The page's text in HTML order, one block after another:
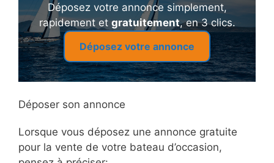
Déposez votre annonce simplement,
rapidement et gratuitement, en 3 clics.
Déposez votre annonce
Déposer son annonce
Lorsque vous déposez une annonce gratuite
pour la vente de votre bateau d’occasion,